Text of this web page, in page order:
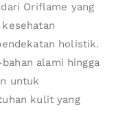
Oriflame yang
holistik.
alami hingga
untuk
kulit yang